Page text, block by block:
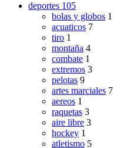
deportes 105
bolas y globos 1
acuaticos 7
tiro 1
montaña 4
combate 1
extremos 3
pelotas 9
artes marciales 7
aereos 1
raquetas 3
aire libre 3
hockey 1
atletismo 5